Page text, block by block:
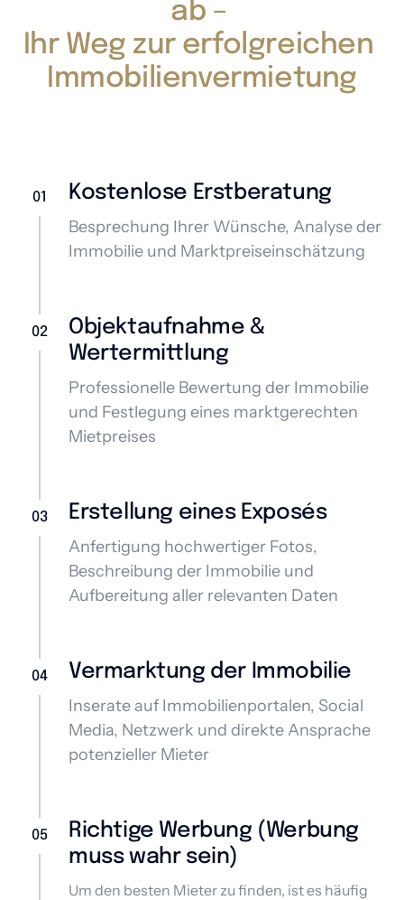
ab –
Ihr Weg zur
Immobilienvermietung
01 Kostenlose Erstberatung
Besprechung Ihrer Wünsche, Analyse der
Immobilie und Marktpreiseinschätzung
02
Objektaufnahme &
Wertermittlung
Professionelle Bewertung der Immobilie
und Festlegung eines marktgerechten
Mietpreises
03 Erstellung eines Exposés
Anfertigung hochwertiger Fotos,
Beschreibung der Immobilie und
Aufbereitung aller relevanten Daten
04 Vermarktung der Immobilie
Inserate auf Immobilienportalen, Social
Media, Netzwerk und direkte Ansprache
potenzieller Mieter
05
Richtige Werbung (Werbung
muss wahr sein)
Um den besten Mieter zu finden, ist es häufig